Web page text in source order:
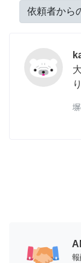
依頼者から